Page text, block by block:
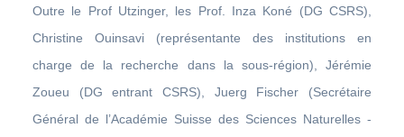
Outre le Prof Utzinger, les Prof. Inza Koné (DG CSRS),
Christine Ouinsavi (représentante des institutions en
charge de la recherche dans la sous-région), Jérémie
Zoueu (DG entrant CSRS), Juerg Fischer (Secrétaire
Général de l’Académie Suisse des Sciences Naturelles -